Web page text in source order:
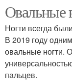
Овальные
Ногти всегда
В 2019 году
овальные ногти.
пальцев.